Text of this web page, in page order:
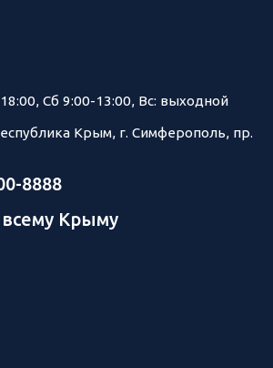
Сб 9:00-13:00, Вс: выходной
Крым, г. Симферополь, пр.
8888
Крыму